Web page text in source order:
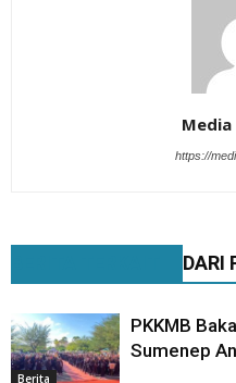
https://
DARI
Berita
PKKMB
Sumenep